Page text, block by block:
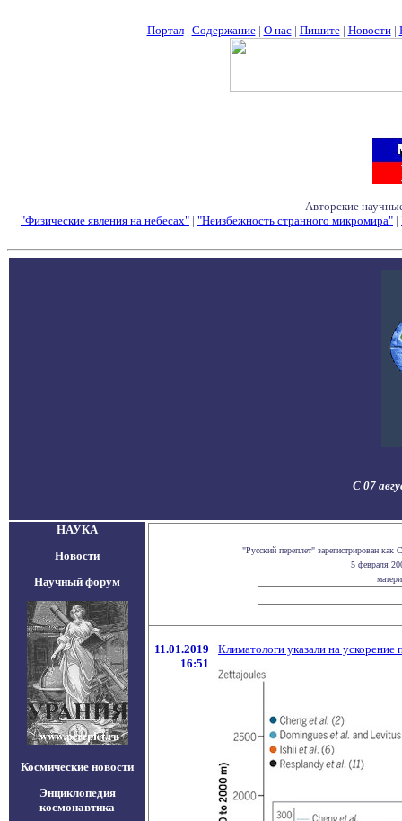
Портал| Содержание| О нас| Пишите| Новости|
Авторские
"Физические явления на небесах" | "Неизбежность странного микромира" |
С 07
НАУКА
Новости
Научный форум
Космические новости
Энциклопедия
космонавтика
"Русский переплет" зарегистрирован
5 февраля
11.01.2019
16:51
Климатологи указали на